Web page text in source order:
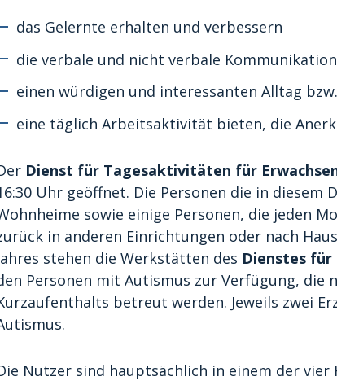
das Gelernte erhalten und verbessern
die verbale und nicht verbale
einen würdigen und interessanten Alltag
eine täglich Arbeitsaktivität bieten, die
Dienst für Tagesaktivitäten für
Uhr geöffnet. Die Personen die in
sowie einige Personen, die jeden
in anderen Einrichtungen oder nach
stehen die Werkstätten des Dienstes
Personen mit Autismus zur Verfügung, die
betreut werden. Jeweils zwei
Nutzer sind hauptsächlich in einem der